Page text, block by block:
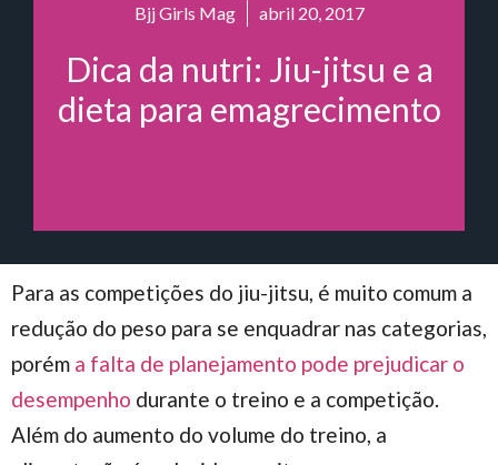
Bjj Girls Mag abril 20, 2017
Dica da nutri: Jiu-jitsu e a
dieta para emagrecimento
Para as competições do jiu-jitsu, é muito comum a
redução do peso para se enquadrar nas categorias,
porém a falta de planejamento pode prejudicar o
desempenho durante o treino e a competição.
Além do aumento do volume do treino, a